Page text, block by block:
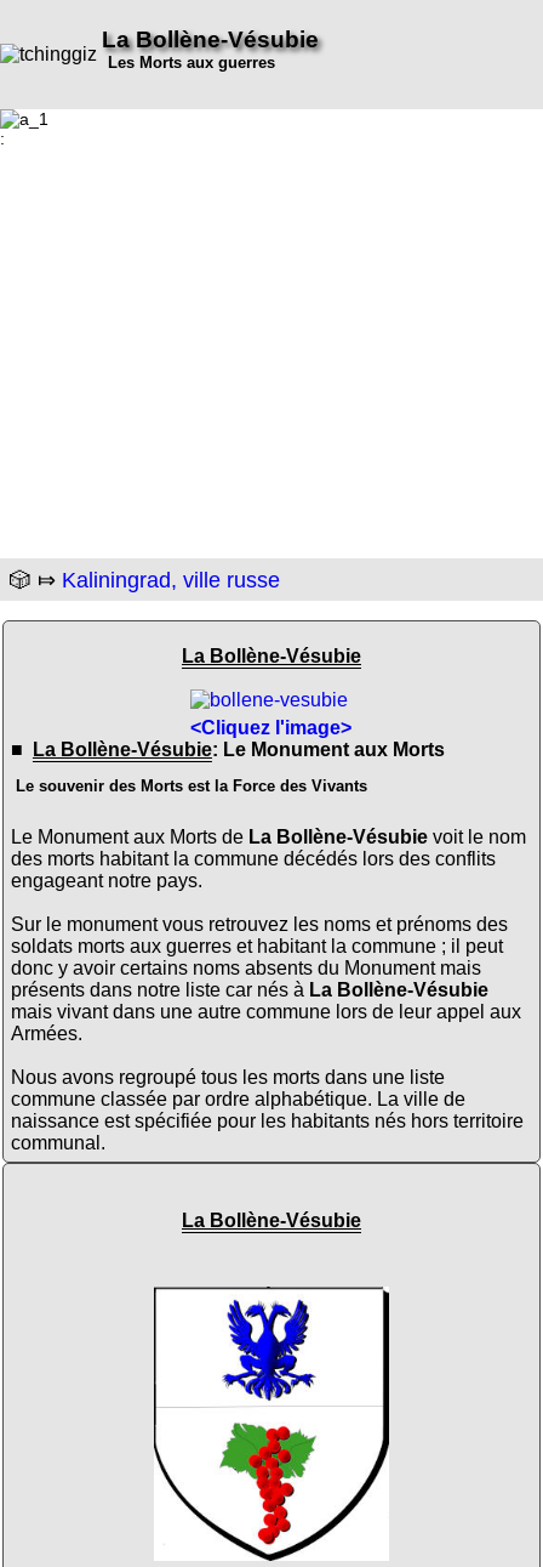
La Bollène-Vésubie
Les Morts aux guerres
:
🎲 ⤇ Kaliningrad, ville russe
La Bollène-Vésubie
<Cliquez l'image>
■
La Bollène-Vésubie: Le Monument aux Morts
Le souvenir des Morts est la Force des Vivants
Le Monument aux Morts de La Bollène-Vésubievoit le nom
des morts habitant la commune décédés lors des conflits
engageant notre pays.
Sur le monument vous retrouvez les noms et prénoms des
soldats morts aux guerres et habitant la commune ; il peut
donc y avoir certains noms absents du Monument mais
présents dans notre liste car nés à La Bollène-Vésubie
mais vivant dans une autre commune lors de leur appel aux
Armées.
Nous avons regroupé tous les morts dans une liste
commune classée par ordre alphabétique. La ville de
naissance est spécifiée pour les habitants nés hors territoire
communal.
La Bollène-Vésubie